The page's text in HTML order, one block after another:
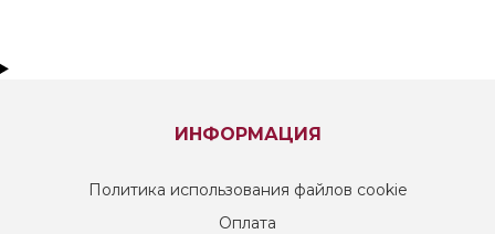
ИНФОРМАЦИЯ
Политика использования файлов cookie
Оплата